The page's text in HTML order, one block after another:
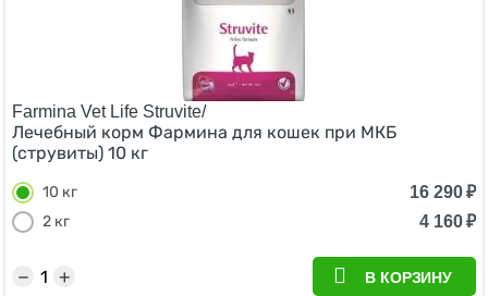
Farmina Vet Life Struvite/
Лечебный корм Фармина для кошек при МКБ
(струвиты) 10 кг
10 кг 16 290₽
2 кг
4 160₽
+
− В КОРЗИНУ